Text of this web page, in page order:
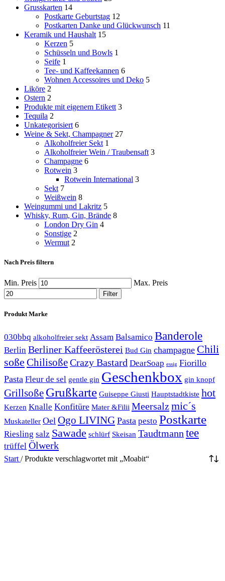
Grusskarten 14
Postkarte Geburtstag 12
Postkarten Danke und Glückwunsch 11
Keramik und Haushalt 15
Kerzen 5
Schüsseln und Bowls 1
Seife 1
Tee- und Kaffeekannen 6
Wohnen Accessoires und Deko 5
Liköre 2
Ostern 2
Produkte mit eigenem Etikett 3
Tequila 2
Unkategorisiert 6
Weine & Sekt, Champagner 27
Alkoholfreier Sekt 1
Alkoholfreier Wein / Traubensaft 3
Champagne 6
Rotwein 3
Rotwein International 3
Sekt 7
Weißwein 8
Weingummi und Lakritz 5
Whisky, Rum, Gin, Brände 8
London Dry Gin 4
Sonstige 2
Wermut 2
Nach Preis filtern
Min. Preis Max. Preis
Filter
Produkt Marke
030bbq alkoholfreier sekt Assam Balsamico Banderole
Berlin Berliner Kaffeerösterei Bud Gin champagne Chili
soße ChilisoßeCrazy Bastard DearSoap essig Fiorillo
Pasta Fleur de sel gentle gin Geschenkbox gin knopf
Grillsoße Grußkarte Guiseppe Giusti Hauptstadtkiste hot
Kerzen Knalle Konfitüre Mater &Filii Meersalzmic´s
Muskateller Oel Ogo LIVING Pasta pesto Postkarte
Riesling salz Sawade schlürf Skeisan Taudtmann tee
trüffel Ölwerk
Start / Produkte verschlagwortet mit „Moabit“